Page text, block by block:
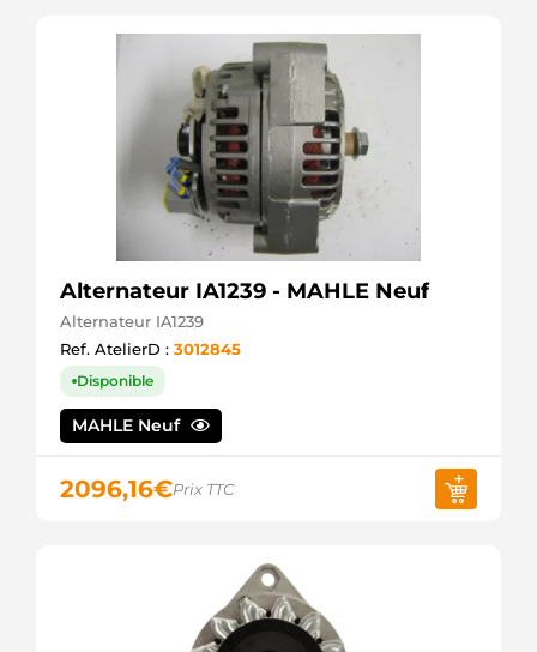
Alternateur IA1239 - MAHLE Neuf
Alternateur IA1239
Ref. AtelierD : 3012845
Disponible
MAHLE Neuf
2096,16€Prix TTC